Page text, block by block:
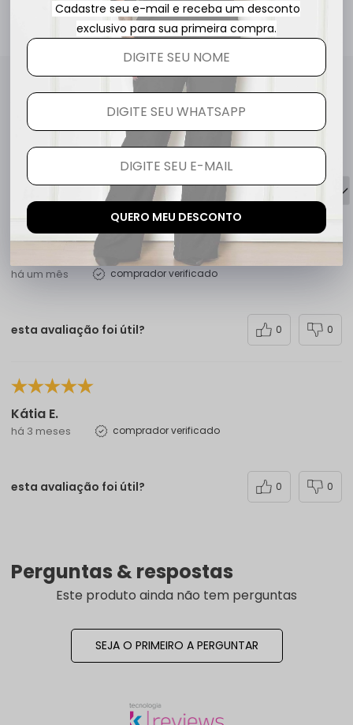
Avaliações
5.0
QUERO AVALIAR
2 avaliações
há um mês comprador verificado
esta avaliação foi útil? 0 0
Kátia E.
há 3 meses comprador verificado
esta avaliação foi útil? 0 0
Perguntas & respostas
Este produto ainda não tem perguntas
SEJA O PRIMEIRO A PERGUNTAR
Cadastre seu e-mail e receba um desconto
exclusivo para sua primeira compra.
QUERO MEU DESCONTO